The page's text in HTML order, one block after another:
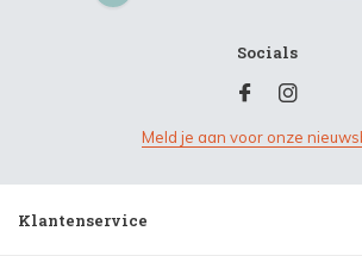
Socials
Meld je aan voor onze
Klantenservice